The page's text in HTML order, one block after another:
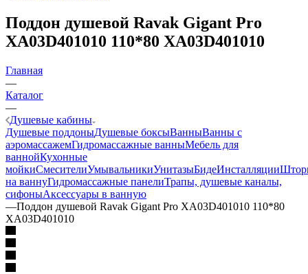
Поддон душевой Ravak Gigant Pro
XA03D401010 110*80 XA03D401010
Главная
—
Каталог
—
Душевые кабины
Душевые поддоныДушевые боксыВанныВанны с
аэромассажемГидромассажные ванныМебель для
ваннойКухонные
мойкиСмесителиУмывальникиУнитазыБидеИнсталляции
на ваннуГидромассажные панелиТрапы, душевые каналы,
сифоныАксессуары в ванную
—Поддон душевой Ravak Gigant Pro XA03D401010 110*80
XA03D401010